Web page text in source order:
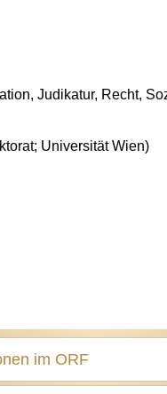
Judikatur, Recht,
Universität Wien)
im ORF